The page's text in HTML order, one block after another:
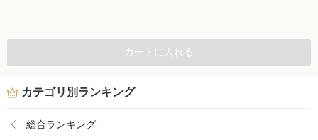
カートに入れる
カテゴリ別ランキング
総合ランキング